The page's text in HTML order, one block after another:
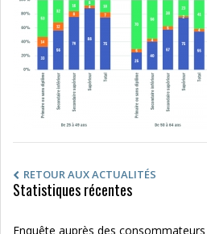
RETOUR AUX ACTUALITÉS
Statistiques récentes
Enquête auprès des